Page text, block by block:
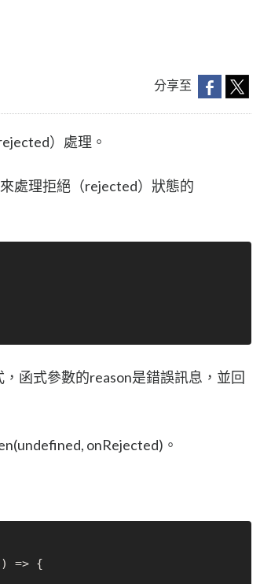
分享至
）處理。
處理拒絕（rejected）狀態的
函式參數的reason是錯誤訊息，並回
onRejected)。
) => {